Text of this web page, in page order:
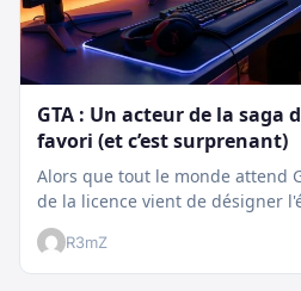
GTA : Un acteur de la saga
favori (et c’est surprenant)
Alors que tout le monde attend
de la licence vient de désigner
R3mZ